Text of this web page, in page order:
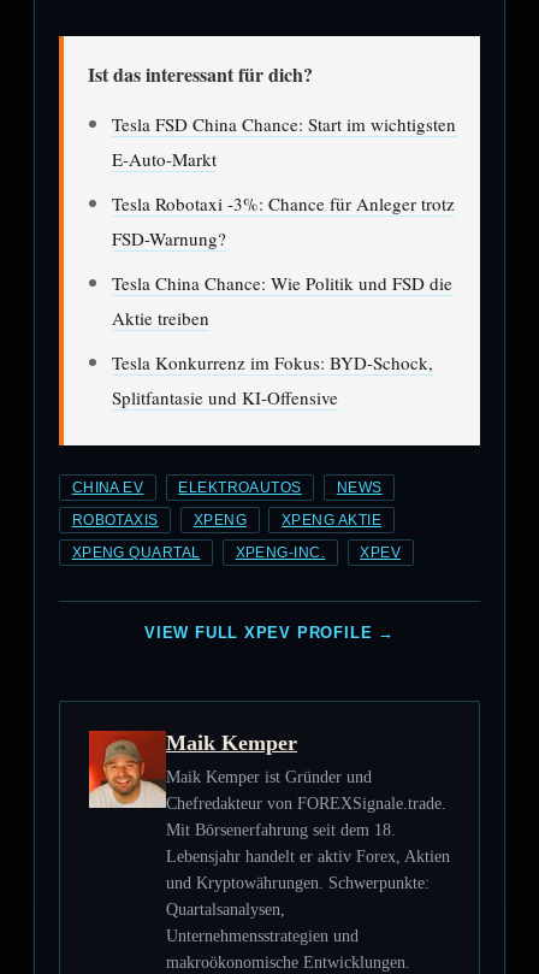
Ist das interessant für dich?
Tesla FSD China Chance: Start im wichtigsten
E-Auto-Markt
Tesla Robotaxi -3%: Chance für Anleger trotz
FSD-Warnung?
Tesla China Chance: Wie Politik und FSD die
Aktie treiben
Tesla Konkurrenz im Fokus: BYD-Schock,
Splitfantasie und KI-Offensive
CHINA EV ELEKTROAUTOS NEWS
ROBOTAXIS XPENG XPENG AKTIE
XPENG QUARTAL XPENG-INC. XPEV
VIEW FULL XPEV PROFILE →
Maik Kemper
Maik Kemper ist Gründer und
Chefredakteur von FOREXSignale.trade.
Mit Börsenerfahrung seit dem 18.
Lebensjahr handelt er aktiv Forex, Aktien
und Kryptowährungen. Schwerpunkte:
Quartalsanalysen,
Unternehmensstrategien und
makroökonomische Entwicklungen.